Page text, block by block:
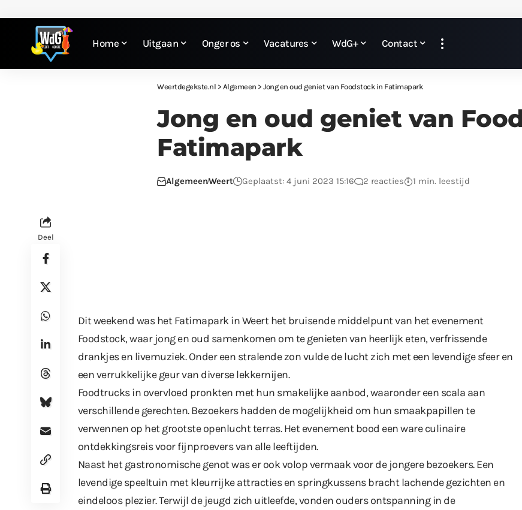
Home Uitgaan Onger os Vacatures WdG+ Contact
Weertdegekste.nl > Algemeen > Jong en oud geniet van Foodstock in Fatimapark
Jong en oud geniet van
Fatimapark
AlgemeenWeert Geplaatst: 4 juni 2023 15:16 2 reacties 1 min. leestijd
Deel
Dit weekend was het Fatimapark in Weert het bruisende middelpunt van het evenement
Foodstock, waar jong en oud samenkomen om te genieten van heerlijk eten, verfrissende
drankjes en livemuziek. Onder een stralende zon vulde de lucht zich met een levendige sfeer en
een verrukkelijke geur van diverse lekkernijen.
Foodtrucks in overvloed pronkten met hun smakelijke aanbod, waaronder een scala aan
verschillende gerechten. Bezoekers hadden de mogelijkheid om hun smaakpapillen te
verwennen op het grootste openlucht terras. Het evenement bood een ware culinaire
ontdekkingsreis voor fijnproevers van alle leeftijden.
Naast het gastronomische genot was er ook volop vermaak voor de jongere bezoekers. Een
levendige speeltuin met kleurrijke attracties en springkussens bracht lachende gezichten en
eindeloos plezier. Terwijl de jeugd zich uitleefde, vonden ouders ontspanning in de